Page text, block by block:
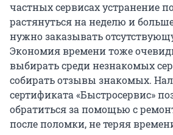
частных сервисах устранение
растянуться на неделю и
нужно заказывать
Экономия времени тоже
выбирать среди незнакомых
собирать отзывы знакомых.
сертификата «Быстросервис»
обратиться за помощью с
после поломки, не теряя